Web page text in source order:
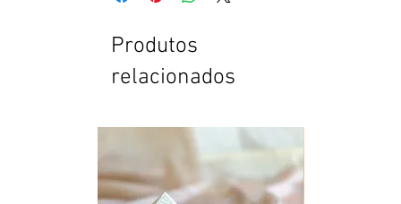
Produtos
relacionados